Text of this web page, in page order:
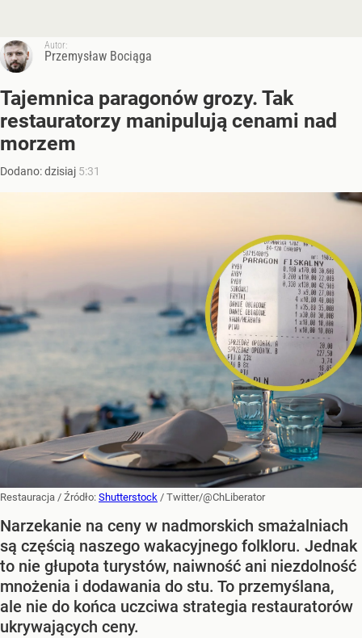
Autor:
Przemysław Bociąga
Tajemnica paragonów grozy. Tak
restauratorzy manipulują cenami nad
morzem
Dodano:dzisiaj 5:31
Restauracja / Źródło: Shutterstock / Twitter/@ChLiberator
Narzekanie na ceny w nadmorskich smażalniach
są częścią naszego wakacyjnego folkloru. Jednak
to nie głupota turystów, naiwność ani niezdolność
mnożenia i dodawania do stu. To przemyślana,
ale nie do końca uczciwa strategia restauratorów
ukrywających ceny.